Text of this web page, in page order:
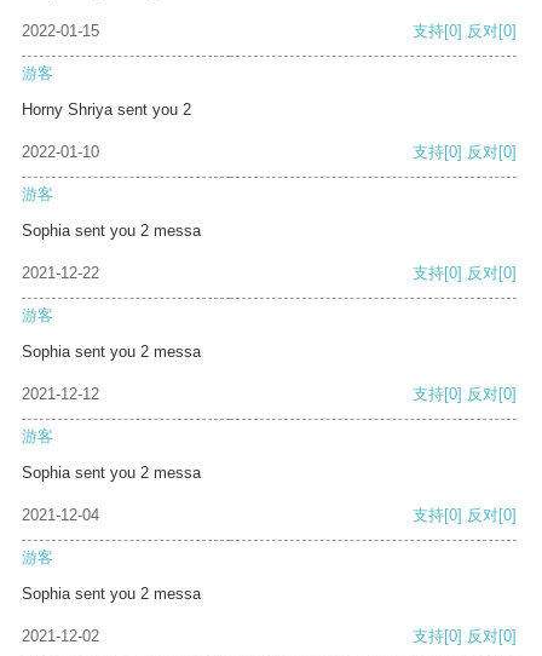
2022-01-15 支持[0] 反对[0]
游客
Horny Shriya sent you 2
2022-01-10 支持[0] 反对[0]
游客
Sophia sent you 2 messa
2021-12-22 支持[0] 反对[0]
游客
Sophia sent you 2 messa
2021-12-12 支持[0] 反对[0]
游客
Sophia sent you 2 messa
2021-12-04 支持[0] 反对[0]
游客
Sophia sent you 2 messa
2021-12-02 支持[0] 反对[0]